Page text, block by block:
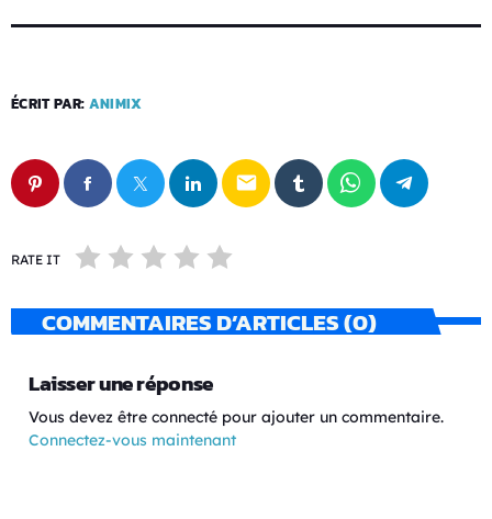
ÉCRIT PAR: ANIMIX
email
RATE IT
COMMENTAIRES D’ARTICLES (0)
Laisser une réponse
Vous devez être connecté pour ajouter un commentaire.
Connectez-vous maintenant